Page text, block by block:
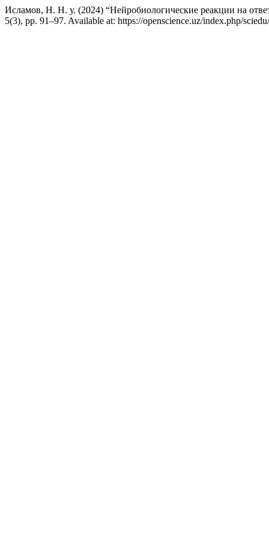
Исламов, Н. Н. у. (2024) “Нейробиологические реакции на
5(3), pp. 91–97. Available at: https://openscience.uz/index.php/